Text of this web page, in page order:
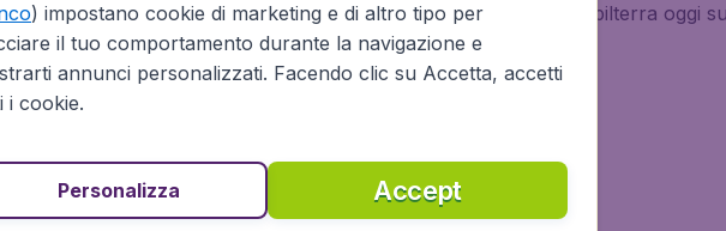
aereoporto in Italia. Prenota il tuo volo dall’Italia per Gibilterra oggi
che il nostro know how può darti:
alla partnership con Booking.com
) impostano cookie di marketing e di altro tipo per
il tuo comportamento durante la navigazione e
annunci personalizzati. Facendo clic su Accetta, accetti
i cookie.
Accept
Personalizza